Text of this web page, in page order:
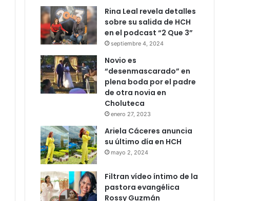
Rina Leal revela detalles
sobre su salida de HCH
en el podcast “2 Que 3”
septiembre 4, 2024
Novio es
“desenmascarado” en
plena boda por el padre
de otra novia en
Choluteca
enero 27, 2023
Ariela Cáceres anuncia
su último día en HCH
mayo 2, 2024
Filtran vídeo íntimo de la
pastora evangélica
Rossy Guzmán